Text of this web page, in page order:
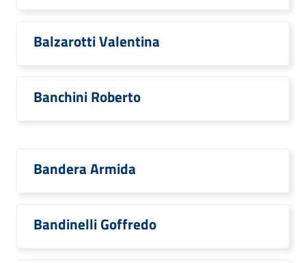
Balzarotti Valentina
Banchini Roberto
Bandera Armida
Bandinelli Goffredo